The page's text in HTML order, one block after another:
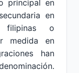
principal en
en
filipinas o
medida en
han